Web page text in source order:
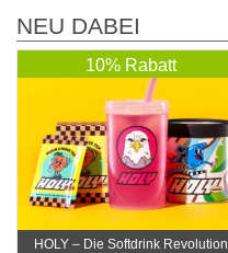
NEU DABEI
10% Rabatt
HOLY – Die Softdrink Revolution